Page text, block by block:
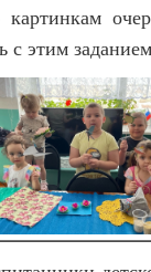
с этим